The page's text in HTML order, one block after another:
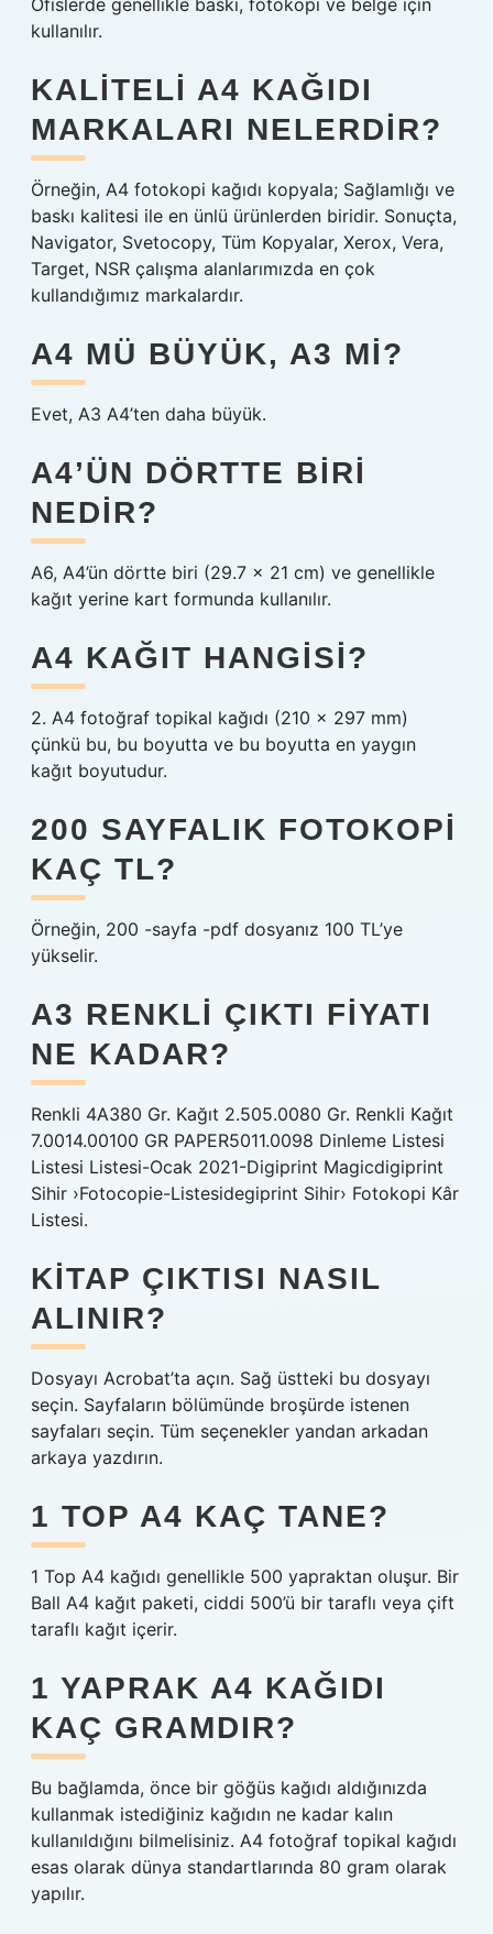
Ofislerde genellikle baskı, fotokopi ve belge için
kullanılır.
KALITELI A4 KAĞIDI
MARKALARI NELERDIR?
Örneğin, A4 fotokopi kağıdı kopyala; Sağlamlığı ve
baskı kalitesi ile en ünlü ürünlerden biridir. Sonuçta,
Navigator, Svetocopy, Tüm Kopyalar, Xerox, Vera,
Target, NSR çalışma alanlarımızda en çok
kullandığımız markalardır.
A4 MÜ BÜYÜK, A3 MI?
Evet, A3 A4’ten daha büyük.
A4’ÜN DÖRTTE BIRI
NEDIR?
A6, A4’ün dörtte biri (29.7 x 21 cm) ve genellikle
kağıt yerine kart formunda kullanılır.
A4 KAĞIT HANGISI?
2. A4 fotoğraf topikal kağıdı (210 x 297 mm)
çünkü bu, bu boyutta ve bu boyutta en yaygın
kağıt boyutudur.
200 SAYFALIK FOTOKOPI
KAÇ TL?
Örneğin, 200 -sayfa -pdf dosyanız 100 TL’ye
yükselir.
A3 RENKLI ÇIKTI FIYATI
NE KADAR?
Renkli 4A380 Gr. Kağıt 2.505.0080 Gr. Renkli Kağıt
7.0014.00100 GR PAPER5011.0098 Dinleme Listesi
Listesi Listesi-Ocak 2021-Digiprint Magicdigiprint
Sihir ›Fotocopie-Listesidegiprint Sihir› Fotokopi Kâr
Listesi.
KITAP ÇIKTISI NASIL
ALINIR?
Dosyayı Acrobat’ta açın. Sağ üstteki bu dosyayı
seçin. Sayfaların bölümünde broşürde istenen
sayfaları seçin. Tüm seçenekler yandan arkadan
arkaya yazdırın.
1 TOP A4 KAÇ TANE?
1 Top A4 kağıdı genellikle 500 yapraktan oluşur. Bir
Ball A4 kağıt paketi, ciddi 500’ü bir taraflı veya çift
taraflı kağıt içerir.
1 YAPRAK A4 KAĞIDI
KAÇ GRAMDIR?
Bu bağlamda, önce bir göğüs kağıdı aldığınızda
kullanmak istediğiniz kağıdın ne kadar kalın
kullanıldığını bilmelisiniz. A4 fotoğraf topikal kağıdı
esas olarak dünya standartlarında 80 gram olarak
yapılır.